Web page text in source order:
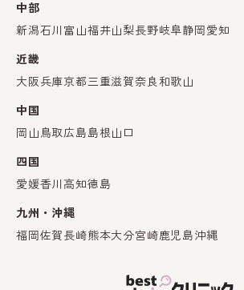
中部
新潟石川 富山福井山梨長野岐阜静岡愛知
近畿
大阪兵庫京都三重滋賀奈良和歌山
中国
岡山鳥取広島島根山口
四国
愛媛香川 高知徳島
九州・沖縄
福岡佐賀長崎熊本大分宮崎鹿児島沖縄